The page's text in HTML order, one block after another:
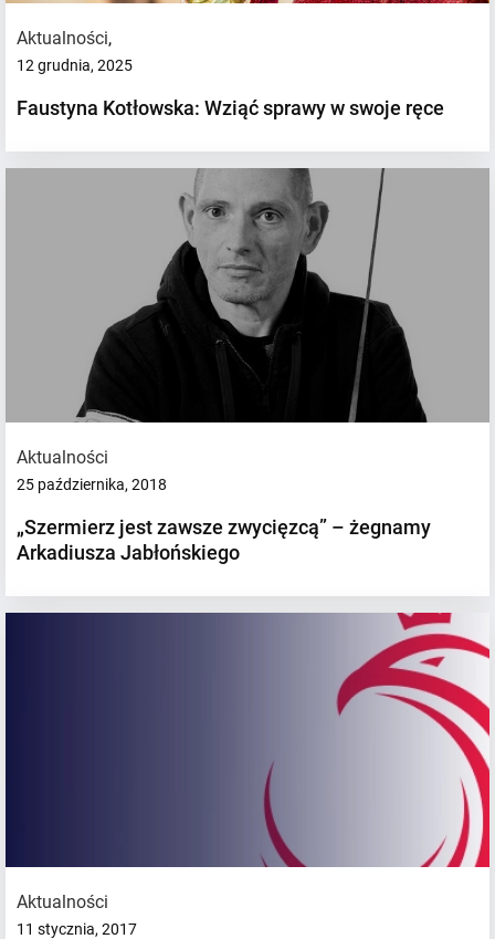
Aktualności,
12 grudnia, 2025
Faustyna Kotłowska: Wziąć sprawy w swoje ręce
Aktualności
25 października, 2018
„Szermierz jest zawsze zwycięzcą” – żegnamy
Arkadiusza Jabłońskiego
Aktualności
11 stycznia, 2017